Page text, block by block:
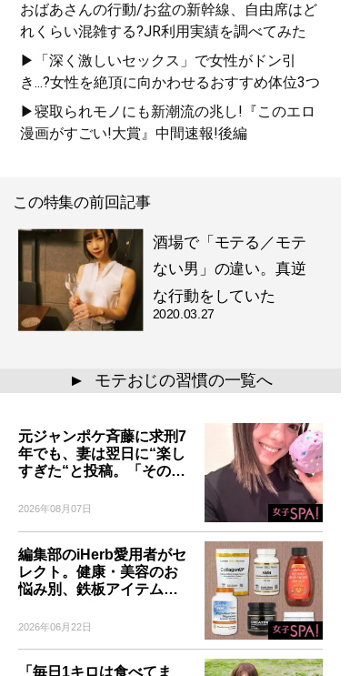
おばあさんの行動/お盆の新幹線、自由席はど
れくらい混雑する?JR利用実績を調べてみた
▶「深く激しいセックス」で女性がドン引
き...?女性を絶頂に向かわせるおすすめ体位3つ
▶寝取られモノにも新潮流の兆し!『このエロ
漫画がすごい!大賞』中間速報!後編
この特集の前回記事
酒場で「モテる／モテ
ない男」の違い。真逆
な行動をしていた
2020.03.27
▲ モテおじの習慣の一覧へ
元ジャンポケ斉藤に求刑7
年でも、妻は翌日に“楽し
すぎた“と投稿。「その…
2026年08月07日
編集部のiHerb愛用者がセ
レクト。健康・美容のお
悩み別、鉄板アイテム…
2026年06月22日
「毎日1キロは食べてま